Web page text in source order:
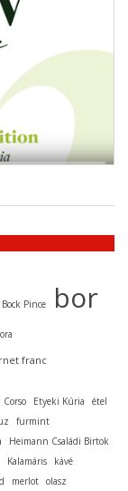
Bock Pince bor
franc
Corso Etyeki Kúria
étel
furmint
Heimann Családi Birtok
Kalamáris
kávé
merlot olasz